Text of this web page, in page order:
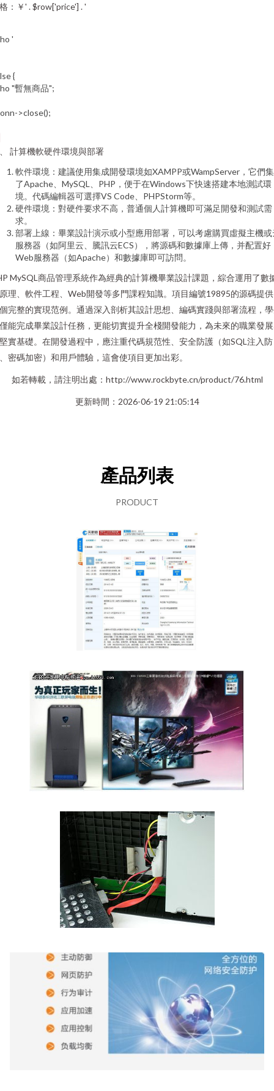
：￥' . $row['price'] . '
'
{
"暫無商品";
>close();
計算機軟硬件環境與部署
軟件環境：建議使用集成開發環境如XAMPP或WampServer，它們
了Apache、MySQL、PHP，便于在Windows下快速搭建本地測試環
境。代碼編輯器可選擇VS Code、PHPStorm等。
硬件環境：對硬件要求不高，普通個人計算機即可滿足開發和測試需
求。
部署上線：畢業設計演示或小型應用部署，可以考慮購買虛擬主機或
服務器（如阿里云、騰訊云ECS），將源碼和數據庫上傳，并配置好
Web服務器（如Apache）和數據庫即可訪問。
MySQL商品管理系統作為經典的計算機畢業設計課題，綜合運用了數
理、軟件工程、Web開發等多門課程知識。項目編號19895的源碼提
完整的實現范例。通過深入剖析其設計思想、編碼實踐與部署流程，
能完成畢業設計任務，更能切實提升全棧開發能力，為未來的職業發
實基礎。在開發過程中，應注重代碼規范性、安全防護（如SQL注入防
密碼加密）和用戶體驗，這會使項目更加出彩。
如若轉載，請注明出處：http://www.rockbyte.cn/product/76.html
更新時間：2026-06-19 21:05:14
產品列表
PRODUCT